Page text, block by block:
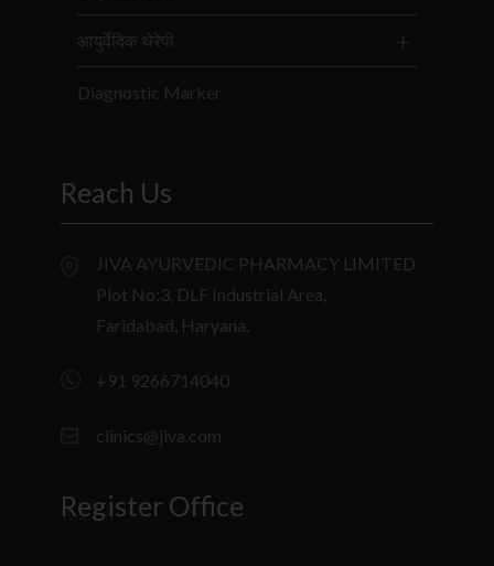
आयुर्वेदिक थेरेपी
Diagnostic Marker
Reach Us
JIVA AYURVEDIC PHARMACY LIMITED
Plot No:3, DLF Industrial Area,
Faridabad, Haryana.
+91 9266714040
clinics@jiva.com
Register Office